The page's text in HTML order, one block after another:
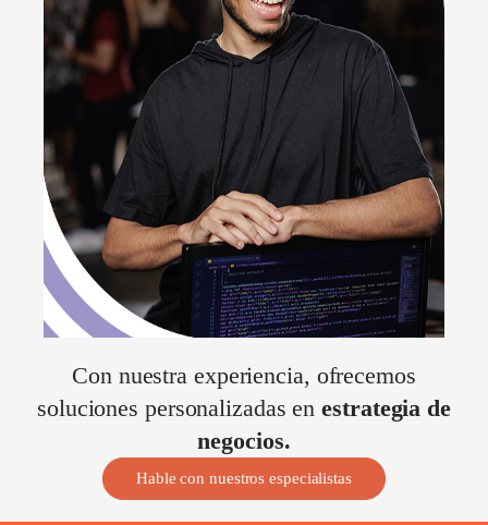
Con nuestra experiencia, ofrecemos
soluciones personalizadas enestrategia de
negocios.
Hable con nuestros especialistas